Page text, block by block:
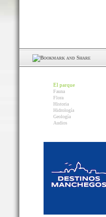
El parque
Fauna
Flora
Historia
Hidrología
Geología
Audios